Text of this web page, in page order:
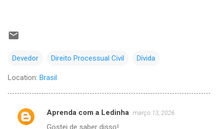
Devedor Direito Processual Civil Dívida
Location: Brasil
C
Aprenda com a Ledinha março 13, 2026
Gostei de saber disso!